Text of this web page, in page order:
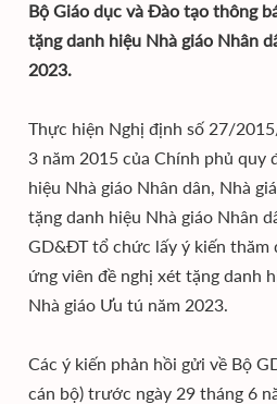
Bộ Giáo dục và Đào tạo thông
tặng danh hiệu Nhà giáo Nhân
2023.
Thực hiện Nghị định số 27/
3 năm 2015 của Chính phủ quy
hiệu Nhà giáo Nhân dân, Nhà
tặng danh hiệu Nhà giáo Nhân
GD&ĐT tổ chức lấy ý kiến thăm
ứng viên đề nghị xét tặng danh
Nhà giáo Ưu tú năm 2023.
Các ý kiến phản hồi gửi về Bộ
cán bộ) trước ngày 29 tháng 6